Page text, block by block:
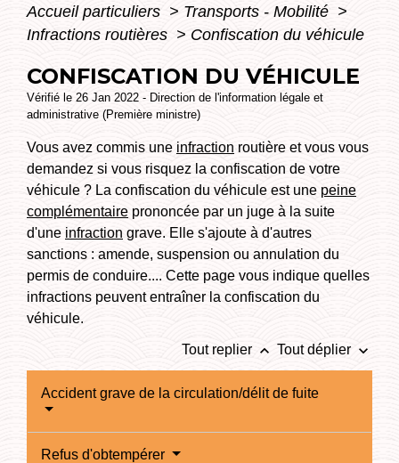
Accueil particuliers > Transports - Mobilité >
Infractions routières > Confiscation du véhicule
CONFISCATION DU VÉHICULE
Vérifié le 26 Jan 2022 - Direction de l'information légale et
administrative (Première ministre)
Vous avez commis une infraction routière et vous vous
demandez si vous risquez la confiscation de votre
véhicule ? La confiscation du véhicule est une peine
complémentaire prononcée par un juge à la suite
d'une infraction grave. Elle s'ajoute à d'autres
sanctions : amende, suspension ou annulation du
permis de conduire.... Cette page vous indique quelles
infractions peuvent entraîner la confiscation du
véhicule.
Tout replier keyboard_arrow_up Tout déplier keyboard_arrow_down
Accident grave de la circulation/délit de fuite
Refus d'obtempérer